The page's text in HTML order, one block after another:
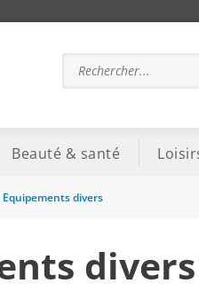
Beauté & santé
Equipements divers